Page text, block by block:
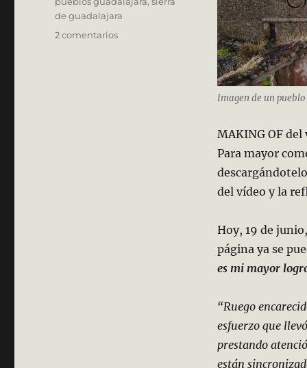
Imagen de un
MAKING OF
Para mayor
del vídeo y la
Hoy, 19 de
página ya se
es mi mayor
“Ruego
esfuerzo que
prestando
están
de guadalajara
2 comentariosen